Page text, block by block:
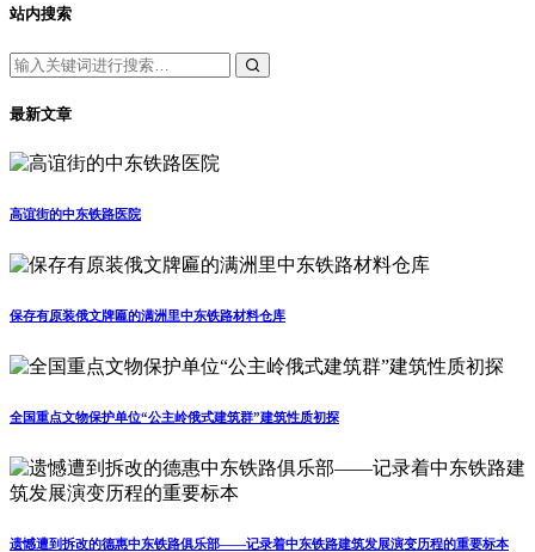
站内搜索
最新文章
高谊街的中东铁路医院
保存有原装俄文牌匾的满洲里中东铁路材料仓库
全国重点文物保护单位“公主岭俄式建筑群”建筑性质初探
遗憾遭到拆改的德惠中东铁路俱乐部——记录着中东铁路建筑发展演变历程的重要标本